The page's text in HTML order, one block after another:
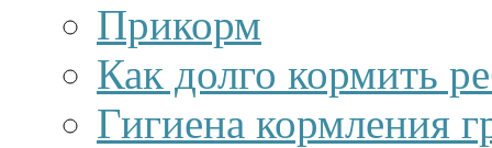
Прикорм
Как долго кормить
Гигиена кормления